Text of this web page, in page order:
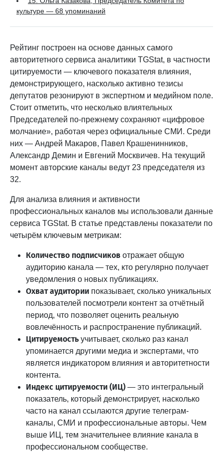
культуре — 68 упоминаний
Рейтинг построен на основе данных самого
авторитетного сервиса аналитики TGStat, в частности
цитируемости — ключевого показателя влияния,
демонстрирующего, насколько активно тезисы
депутатов резонируют в экспертном и медийном поле.
Стоит отметить, что несколько влиятельных
Председателей по-прежнему сохраняют «цифровое
молчание», работая через официальные СМИ. Среди
них — Андрей Макаров, Павел Крашенинников,
Александр Демин и Евгений Москвичев. На текущий
момент авторские каналы ведут 23 председателя из
32.
Для анализа влияния и активности
профессиональных каналов мы использовали данные
сервиса TGStat. В статье представлены показатели по
четырём ключевым метрикам:
Количество подписчиков отражает общую
аудиторию канала — тех, кто регулярно получает
уведомления о новых публикациях.
Охват аудитории показывает, сколько уникальных
пользователей посмотрели контент за отчётный
период, что позволяет оценить реальную
вовлечённость и распространение публикаций.
Цитируемость учитывает, сколько раз канал
упоминается другими медиа и экспертами, что
является индикатором влияния и авторитетности
контента.
Индекс цитируемости (ИЦ) — это интегральный
показатель, который демонстрирует, насколько
часто на канал ссылаются другие телеграм-
каналы, СМИ и профессиональные авторы. Чем
выше ИЦ, тем значительнее влияние канала в
профессиональном сообществе.